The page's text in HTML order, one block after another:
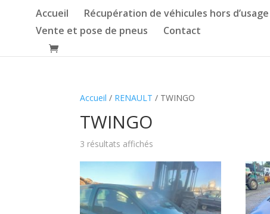
Accueil Récupération de véhicules hors d’usage
Vente et pose de pneus
Contact
Accueil / RENAULT / TWINGO
TWINGO
3 résultats affichés